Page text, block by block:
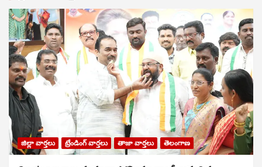
జిల్లా వార్తలు ట్రేండింగ్ వార్తలు తాజా వార్తలు తెలంగాణ